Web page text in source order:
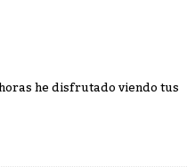
he disfrutado viendo tus